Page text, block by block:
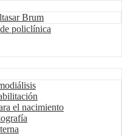
Brum
policlínica
el nacimiento